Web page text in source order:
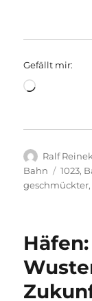
Gefällt mir:
Wird
Autor
Ralf
Bahn
1023,
geschmückter,